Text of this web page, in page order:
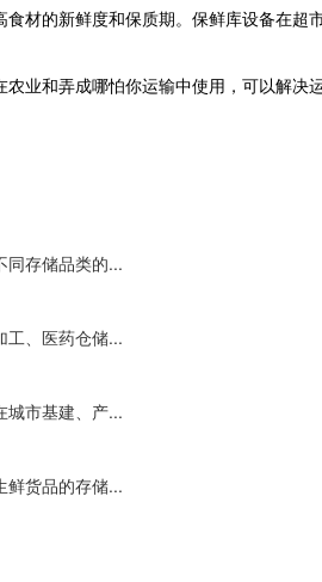
材的新鲜度和保质期。保鲜库设备在
和弄成哪怕你运输中使用，可以解决
同存储品类的...
工、医药仓储...
城市基建、产...
鲜货品的存储...